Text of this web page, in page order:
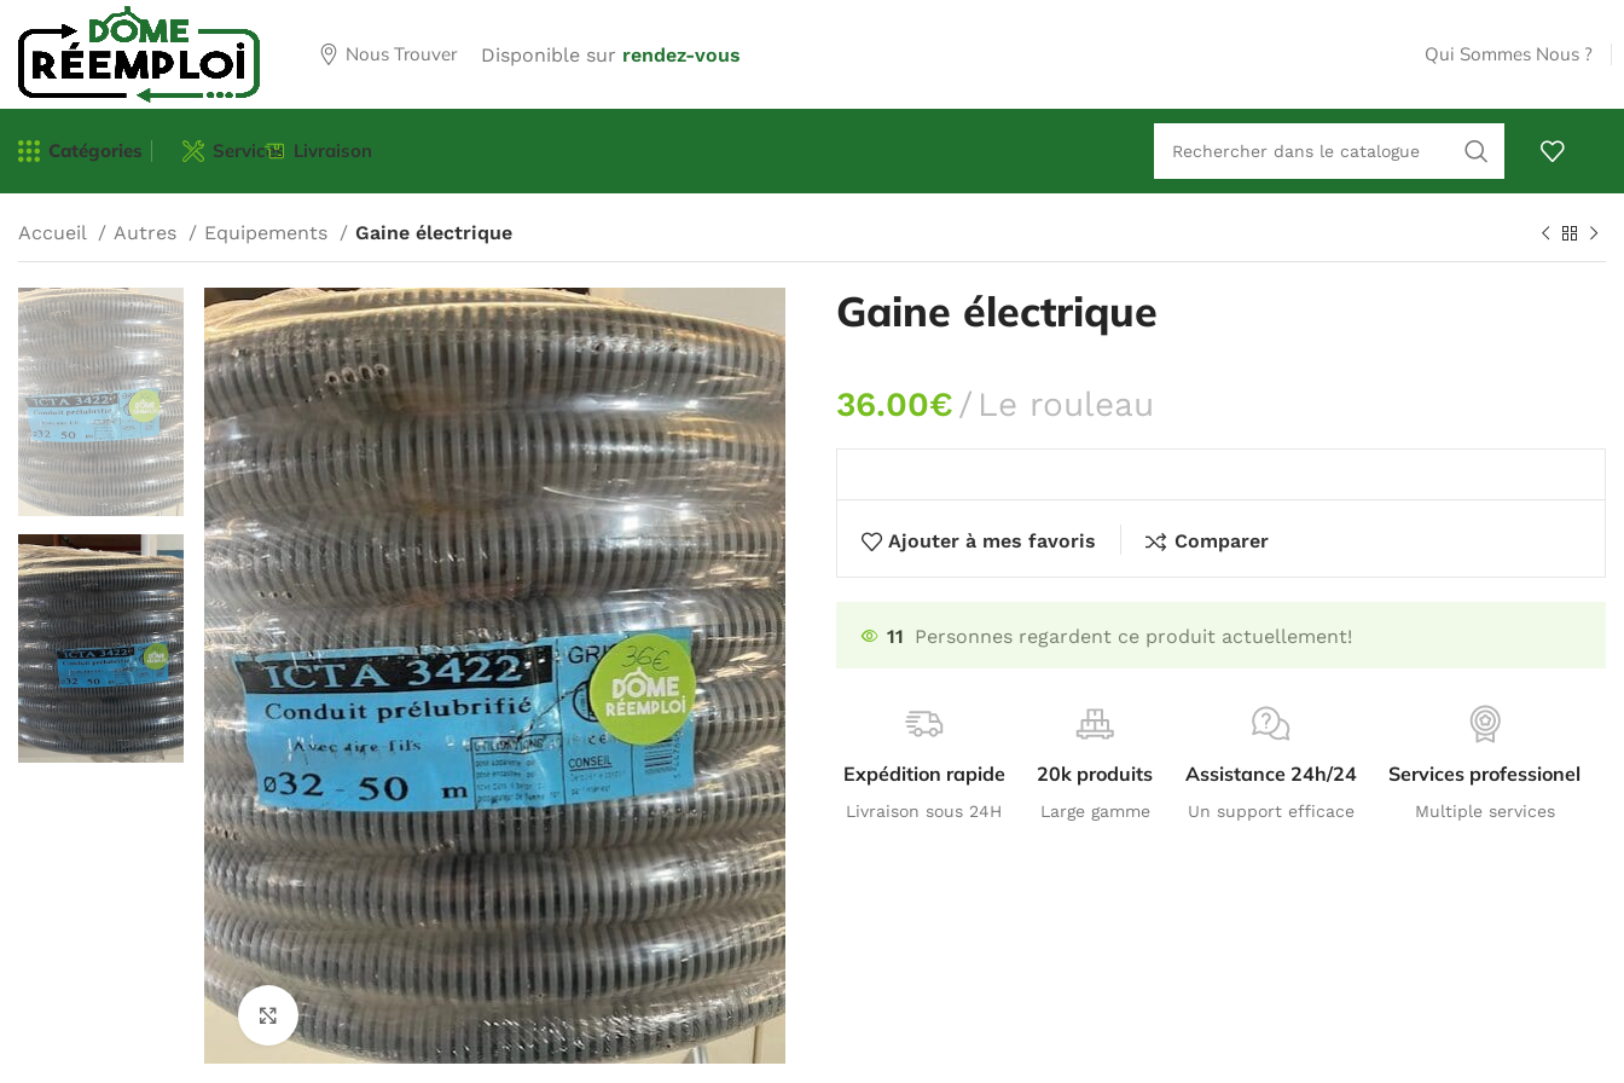
Nous Trouver Disponible sur rendez-vous Qui Sommes Nous ?
Catégories Services Livraison
Accueil Autres Equipements Gaine électrique
Agrandir
Gaine électrique
36.00€ Le rouleau
Ajouter à mes favoris Comparer
11 Personnes regardent ce produit actuellement!
Expédition rapide
Livraison sous 24H
20k produits
Large gamme
Assistance 24h/24
Un support efficace
Services professionel
Multiple services